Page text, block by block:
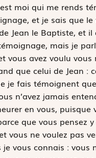
moi qui me rends
et je sais que
Jean le Baptiste, et
mais je
vous avez voulu
que celui de Jean :
fais témoignent
n’avez jamais
en vous, puisque
que vous pensez
vous ne voulez pas
vous connais : vous